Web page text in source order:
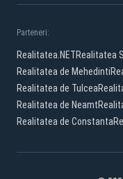
Parteneri:
Realitatea.NETRealitatea
Realitatea de Mehedinti
Realitatea de Tulcea
Realitatea de Neamt
Realitatea de Constanta